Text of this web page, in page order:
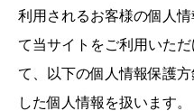
利用されるお客様の個人
て当サイトをご利用いた
て、以下の個人情報保護
した個人情報を扱います。